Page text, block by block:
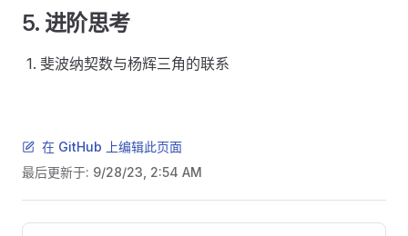
5. 进阶思考
斐波纳契数与杨辉三角的联系
在 GitHub 上编辑此页面
最后更新于: 9/28/23, 2:54 AM